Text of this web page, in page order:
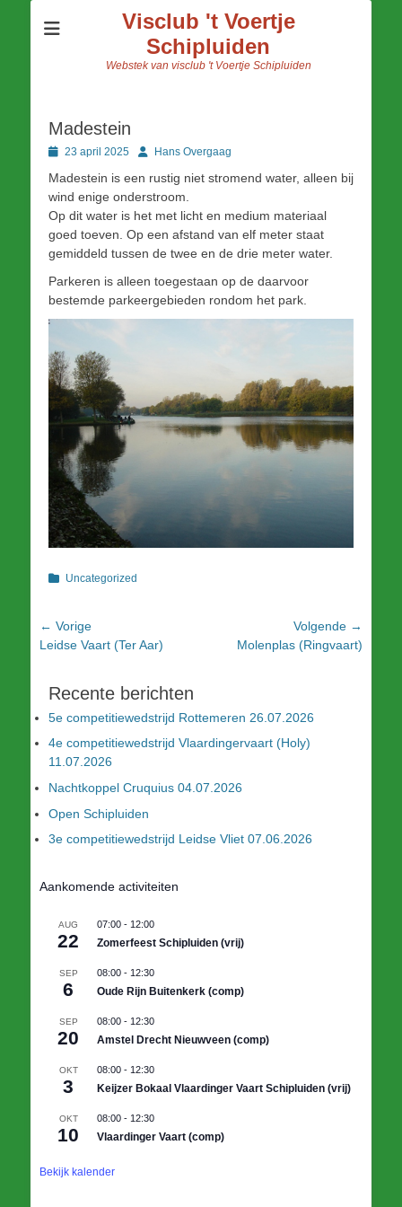
Visclub 't Voertje
Schipluiden
Webstek van visclub 't Voertje Schipluiden
Madestein
Geplaatst
23 april 2025 AuthorHans Overgaag
Madestein is een rustig niet stromend water, alleen bij
wind enige onderstroom.
Op dit water is het met licht en medium materiaal
goed toeven. Op een afstand van elf meter staat
gemiddeld tussen de twee en de drie meter water.
Parkeren is alleen toegestaan op de daarvoor
bestemde parkeergebieden rondom het park.
Categorieën
Uncategorized
Bericht
navigatie
← Vorige
Vorig
Leidse Vaart (Ter Aar)
Volgende →
VolgendMolenplas (Ringvaart)
Recente berichten
5e competitiewedstrijd Rottemeren 26.07.2026
4e competitiewedstrijd Vlaardingervaart (Holy)
11.07.2026
Nachtkoppel Cruquius 04.07.2026
Open Schipluiden
3e competitiewedstrijd Leidse Vliet 07.06.2026
Aankomende activiteiten
AUG
22
07:00 - 12:00
Zomerfeest Schipluiden (vrij)
SEP
6
08:00 - 12:30
Oude Rijn Buitenkerk (comp)
SEP
20
08:00 - 12:30
Amstel Drecht Nieuwveen (comp)
OKT
3
08:00 - 12:30
Keijzer Bokaal Vlaardinger Vaart Schipluiden (vrij)
OKT
10
08:00 - 12:30
Vlaardinger Vaart (comp)
Bekijk kalender